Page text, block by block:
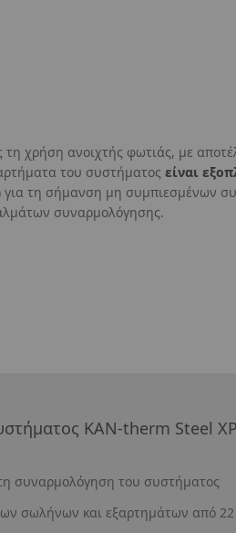
τη χρήση ανοιχτής φωτιάς, με
του συστήματος είναι
για τη σήμανση μη συμπιεσμένων
συναρμολόγησης.
KAN-therm Steel
συναρμολόγηση του συστήματος
σωλήνων και εξαρτημάτων από